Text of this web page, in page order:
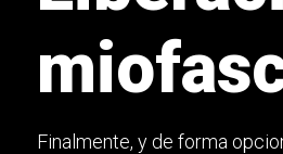
Finalmente, y de forma